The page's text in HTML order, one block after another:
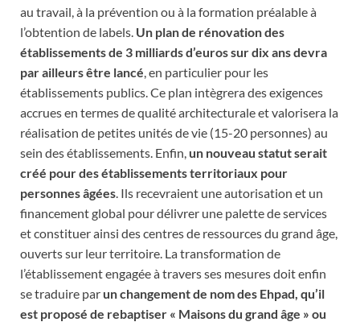
au travail, à la prévention ou à la formation préalable à
l’obtention de labels. Un plan de rénovation des
établissements de 3 milliards d’euros sur dix ans devra
par ailleurs être lancé, en particulier pour les
établissements publics. Ce plan intègrera des exigences
accrues en termes de qualité architecturale et valorisera la
réalisation de petites unités de vie (15-20 personnes) au
sein des établissements. Enfin, un nouveau statut serait
créé pour des établissements territoriaux pour
personnes âgées. Ils recevraient une autorisation et un
financement global pour délivrer une palette de services
et constituer ainsi des centres de ressources du grand âge,
ouverts sur leur territoire. La transformation de
l’établissement engagée à travers ses mesures doit enfin
se traduire par un changement de nom des Ehpad, qu’il
est proposé de rebaptiser « Maisons du grand âge » ou